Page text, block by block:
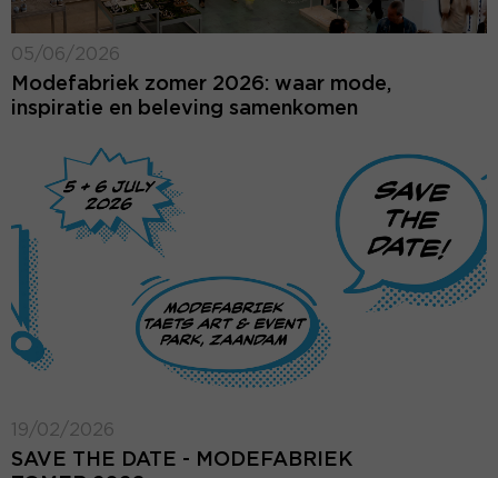
05/06/2026
Modefabriek zomer 2026: waar mode,
inspiratie en beleving samenkomen
19/02/2026
SAVE THE DATE - MODEFABRIEK